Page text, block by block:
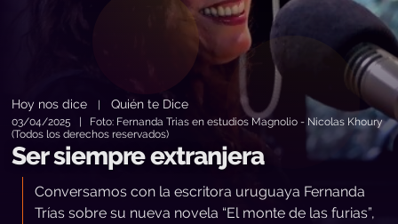
Hoy nos dice |Quién te Dice
03/04/2025 | Foto: Fernanda Trias en estudios Magnolio - Nicolas Khoury
(Todos los derechos reservados)
Ser siempre extranjera
Conversamos con la escritora uruguaya Fernanda
Trías sobre su nueva novela “El monte de las furias”,